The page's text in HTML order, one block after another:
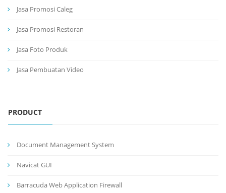
Jasa Promosi Caleg
Jasa Promosi Restoran
Jasa Foto Produk
Jasa Pembuatan Video
PRODUCT
Document Management System
Navicat GUI
Barracuda Web Application Firewall